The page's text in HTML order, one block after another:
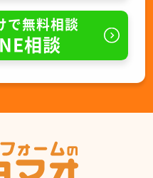
で無料相談
相談